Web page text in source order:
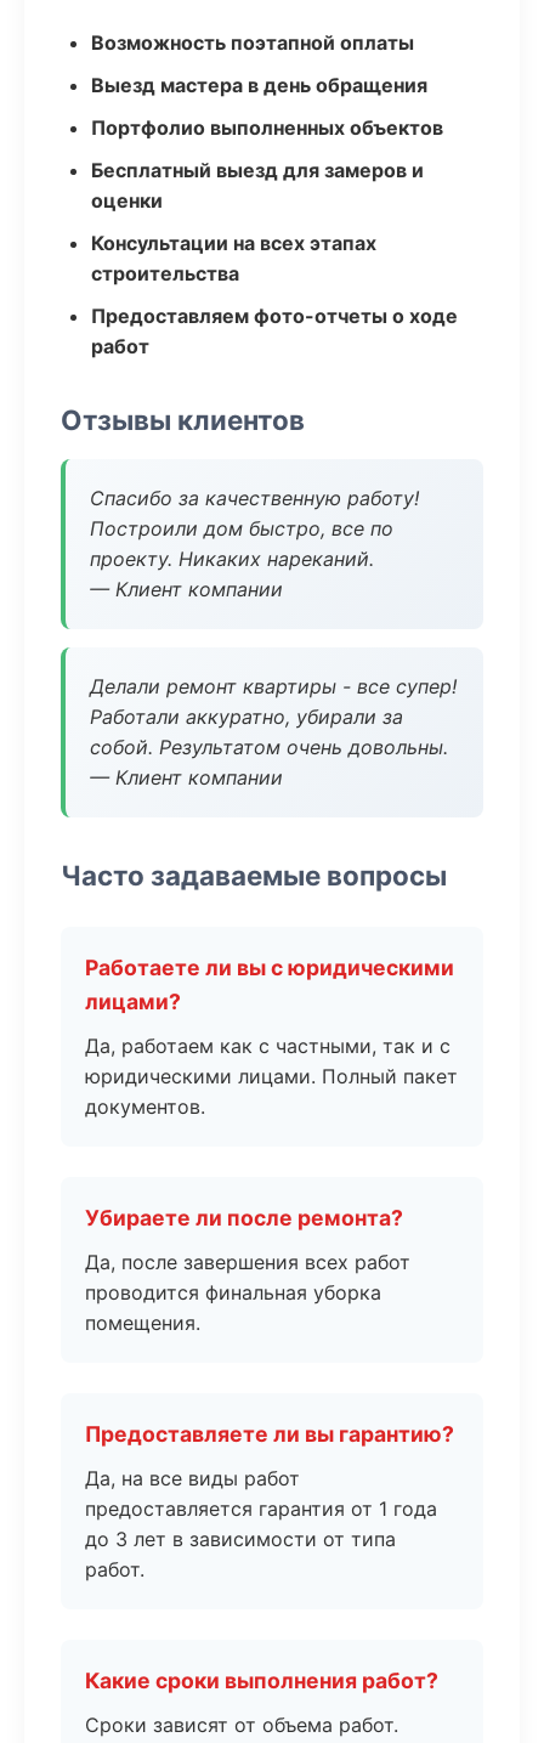
Возможность поэтапной оплаты
Выезд мастера в день обращения
Портфолио выполненных объектов
Бесплатный выезд для замеров и
оценки
Консультации на всех этапах
строительства
Предоставляем фото-отчеты о ходе
работ
Отзывы клиентов
Спасибо за качественную работу!
Построили дом быстро, все по
проекту. Никаких нареканий.
— Клиент компании
Делали ремонт квартиры - все супер!
Работали аккуратно, убирали за
собой. Результатом очень довольны.
— Клиент компании
Часто задаваемые вопросы
Работаете ли вы с юридическими
лицами?
Да, работаем как с частными, так и с
юридическими лицами. Полный пакет
документов.
Убираете ли после ремонта?
Да, после завершения всех работ
проводится финальная уборка
помещения.
Предоставляете ли вы гарантию?
Да, на все виды работ
предоставляется гарантия от 1 года
до 3 лет в зависимости от типа
работ.
Какие сроки выполнения работ?
Сроки зависят от объема работ.